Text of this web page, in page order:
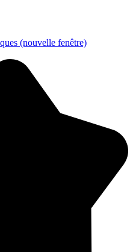
(nouvelle fenêtre)